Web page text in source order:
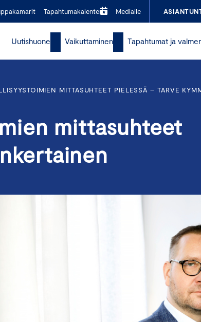
Tapahtumakalenteri Medialle
Uutishuone Vaikuttaminen Tapahtumat ja
MITTASUHTEET PIELESSÄ – TARVE
mittasuhteet